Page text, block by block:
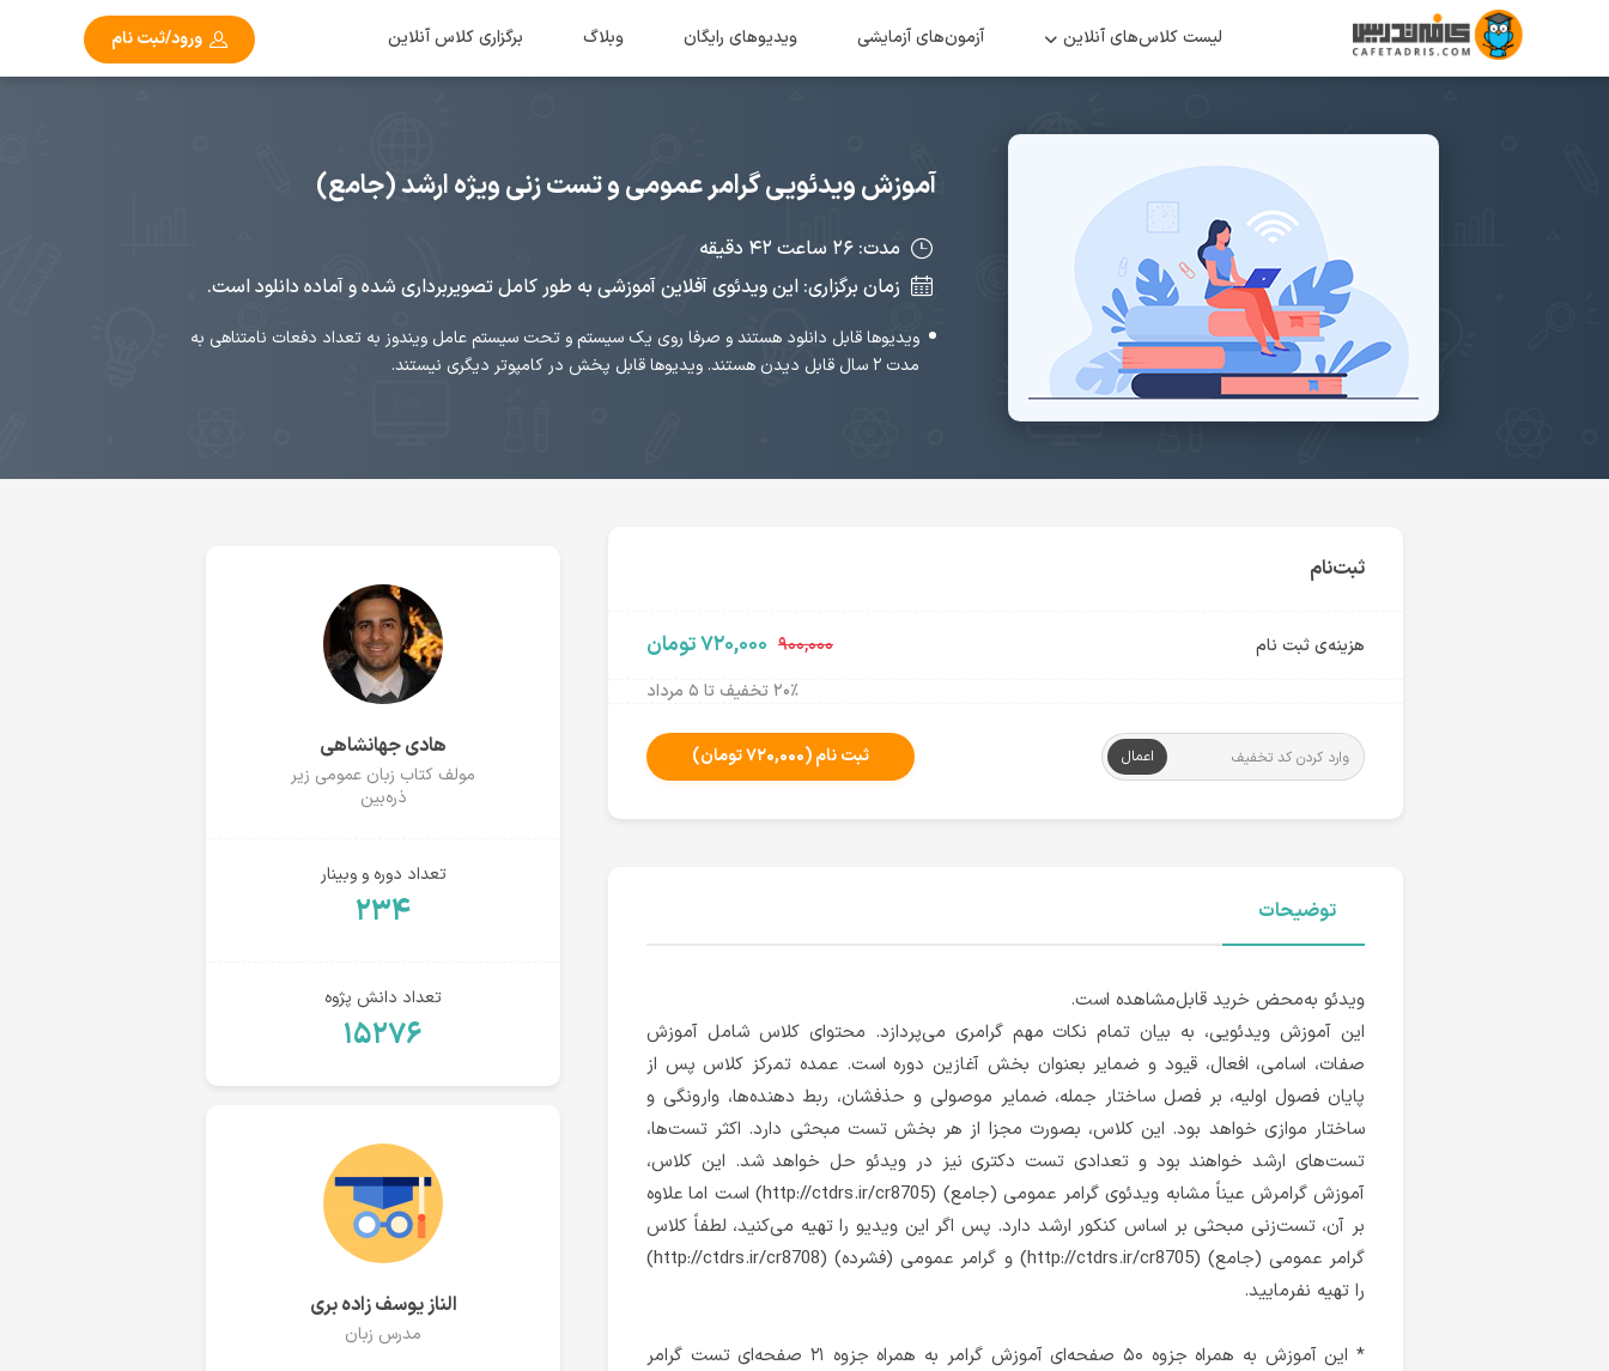
ورود/ثبت نام لیست کلاس‌های آنلاین آزمون‌های آزمایشی ویدیو‌های رایگان وبلاگ برگزاری کلاس آنلاین
آموزش ویدئویی گرامر عمومی و تست زنی ویژه ارشد (جامع)
مدت: ۲۶ ساعت ۴۲ دقیقه
زمان برگزاری: این ویدئوی آفلاین آموزشی به طور کامل تصویربرداری شده و آماده دانلود است.
ویدیوها قابل دانلود هستند و صرفا روی یک سیستم و تحت سیستم عامل ویندوز به تعداد دفعات نامتناهی به
مدت ۲ سال قابل دیدن هستند. ویدیوها قابل پخش در کامپوتر دیگری نیستند.
ثبت‌نام
هزینه‌ی ثبت نام ۹۰۰,۰۰۰ ۷۲۰,۰۰۰ تومان
۲۰٪ تخفیف تا ۵ مرداد
اعمال ثبت نام(۷۲۰,۰۰۰ تومان)
توضیحات
ویدئو به‌محض خرید قابل‌مشاهده است.
این آموزش ویدئویی، به بیان تمام نکات مهم گرامری می‌پردازد. محتوای کلاس شامل آموزش
صفات، اسامی، افعال، قیود و ضمایر بعنوان بخش آغازین دوره است. عمده تمرکز کلاس پس از
پایان فصول اولیه، بر فصل ساختار جمله، ضمایر موصولی و حذفشان، ربط دهنده‌ها، وارونگی و
ساختار موازی خواهد بود. این کلاس، بصورت مجزا از هر بخش تست مبحثی دارد. اکثر تست‌ها،
تست‌های ارشد خواهند بود و تعدادی تست دکتری نیز در ویدئو حل خواهد شد. این کلاس،
آموزش گرامرش عیناً مشابه ویدئوی گرامر عمومی (جامع) (http://ctdrs.ir/cr8705) است اما علاوه
بر آن، تست‌زنی مبحثی بر اساس کنکور ارشد دارد. پس اگر این ویدیو را تهیه می‌کنید، لطفاً کلاس
گرامر عمومی (جامع) (http://ctdrs.ir/cr8705) و گرامر عمومی (فشرده) (http://ctdrs.ir/cr8708)
را تهیه نفرمایید.
* این آموزش به همراه جزوه ۵۰ صفحه‌ای آموزش گرامر به همراه جزوه ۲۱ صفحه‌ای تست گرامر
هادی جهانشاهی
مولف کتاب زبان عمومی زیر
ذره‌بین
تعداد دوره و وبینار
۲۳۴
تعداد دانش پژوه
۱۵۲۷۶
الناز یوسف زاده بری
مدرس زبان